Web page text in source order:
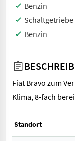
Benzin
Schaltgetriebe
Benzin
Fiat Bravo zum
Klima, 8-fach
Standort